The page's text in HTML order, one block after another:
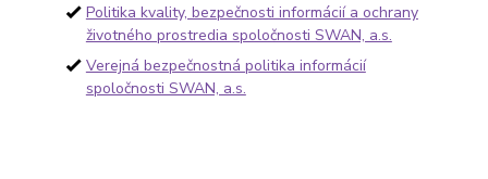
Politika kvality, bezpečnosti informácií a ochrany
životného prostredia spoločnosti SWAN, a.s.
Verejná bezpečnostná politika informácií
spoločnosti SWAN, a.s.